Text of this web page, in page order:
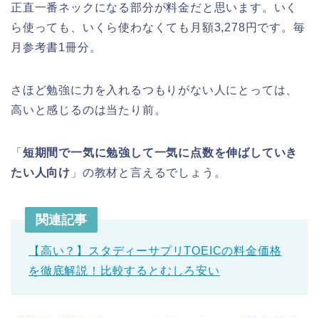
正直一番ネックになる部分が料金だと思います。いく
ら使っても、いくら使わなくても月額3,278円です。毎
月参考書1冊分。
さほど勉強に力を入れるつもりがない人にとっては、
高いと感じるのは当たり前。
「 短期間で一気に勉強して一気に点数を伸ばしていき
たい人向け 」の教材と言えるでしょう。
関連記事
【高い？】スタディーサプリTOEICの料金価格
を徹底解説！比較するとむしろ安い